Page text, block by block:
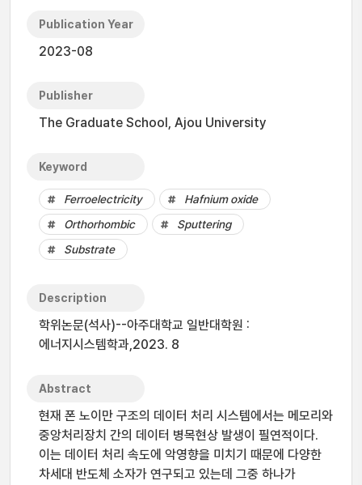
Publication Year
2023-08
Publisher
The Graduate School, Ajou University
Keyword
Ferroelectricity
Hafnium oxide
Orthorhombic
Sputtering
Substrate
Description
학위논문(석사)--아주대학교 일반대학원 :
에너지시스템학과,2023. 8
Abstract
현재 폰 노이만 구조의 데이터 처리 시스템에서는 메모리와
중앙처리장치 간의 데이터 병목현상 발생이 필연적이다.
이는 데이터 처리 속도에 악영향을 미치기 때문에 다양한
차세대 반도체 소자가 연구되고 있는데 그중 하나가